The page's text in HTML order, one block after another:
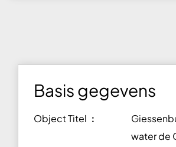
Basis gegevens
Object Titel ︰
water de